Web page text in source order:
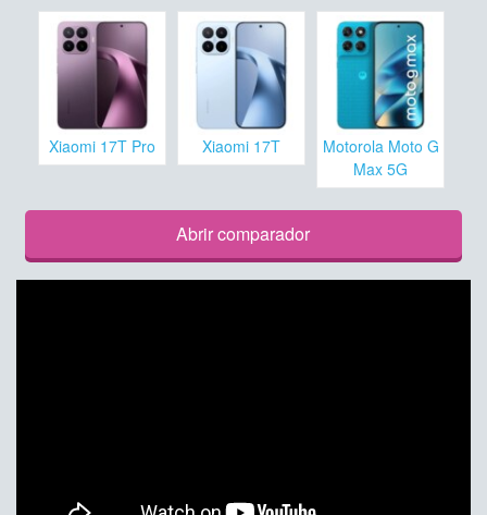
Xiaomi 17T Pro Xiaomi 17T
Motorola Moto G
Max 5G
Abrir comparador